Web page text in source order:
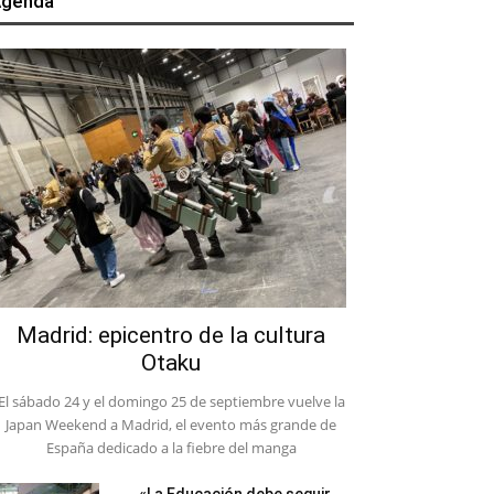
Madrid: epicentro de la cultura
Otaku
sábado 24 y el domingo 25 de septiembre vuelve la
Japan Weekend a Madrid, el evento más grande de
España dedicado a la fiebre del manga